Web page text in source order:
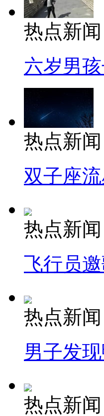
热点新闻
六岁男
热点新闻
双子座
热点新闻
飞行员
热点新闻
男子发
热点新闻